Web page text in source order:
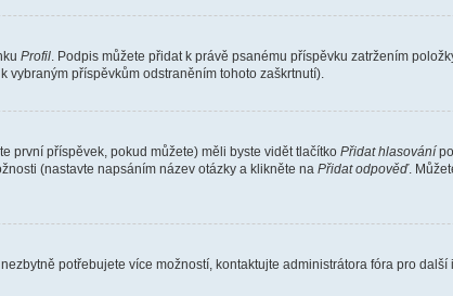
Profil . Podpis můžete přidat k právě psanému příspěvku zatržením
příspěvkům odstraněním tohoto zaškrtnutí).
první příspěvek, pokud můžete) měli byste vidět tlačítko Přidat hlasování
(nastavte napsáním název otázky a klikněte na Přidat odpověď.
potřebujete více možností, kontaktujte administrátora fóra pro další